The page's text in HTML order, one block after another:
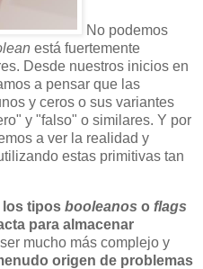
No podemos
está fuertemente
Desde nuestros inicios en
a pensar que las
y ceros o sus variantes
y "falso" o similares. Y por
a ver la realidad y
estas primitivas tan
los tipos booleanos o flags
para almacenar
mucho más complejo y
origen de problemas